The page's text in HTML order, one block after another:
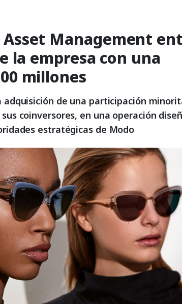
Management
la empresa con una
millones
adquisición de una participación
coinversores, en una operación
estratégicas de Modo